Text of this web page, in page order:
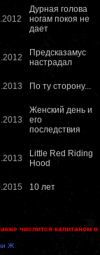
Дурная голова
ногам покоя не
дает
Предсказамус
настрадал
По ту сторону...
Женский день и
его
последствия
Little Red Riding
Hood
10 лет
числится капитаном
Ж